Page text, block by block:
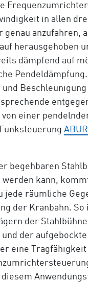
in allen
anzufahren,
herausgehoben
dämpfend auf
einer
begehbaren
kann,
jede räumliche
der Kranbahn.
der
der
eine